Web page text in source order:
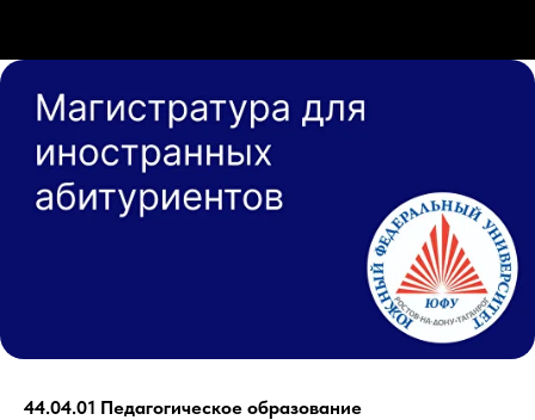
44.04.01 Педагогическое образование